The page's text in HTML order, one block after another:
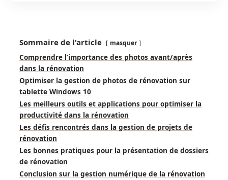
Sommaire de l'article masquer
Comprendre l’importance des photos avant/après
dans la rénovation
Optimiser la gestion de photos de rénovation sur
tablette Windows 10
Les meilleurs outils et applications pour optimiser la
productivité dans la rénovation
Les défis rencontrés dans la gestion de projets de
rénovation
Les bonnes pratiques pour la présentation de dossiers
de rénovation
Conclusion sur la gestion numérique de la rénovation